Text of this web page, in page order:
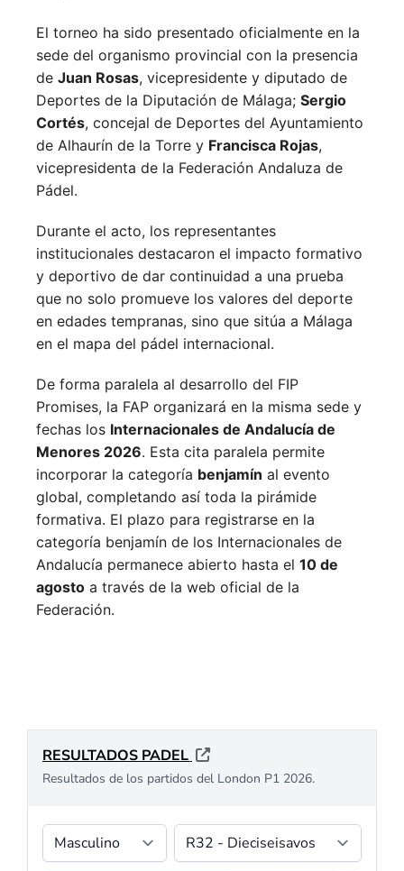
El torneo ha sido presentado oficialmente en la
sede del organismo provincial con la presencia
de Juan Rosas, vicepresidente y diputado de
Deportes de la Diputación de Málaga; Sergio
Cortés, concejal de Deportes del Ayuntamiento
de Alhaurín de la Torre y Francisca Rojas,
vicepresidenta de la Federación Andaluza de
Pádel.
Durante el acto, los representantes
institucionales destacaron el impacto formativo
y deportivo de dar continuidad a una prueba
que no solo promueve los valores del deporte
en edades tempranas, sino que sitúa a Málaga
en el mapa del pádel internacional.
De forma paralela al desarrollo del FIP
Promises, la FAP organizará en la misma sede y
fechas los Internacionales de Andalucía de
Menores 2026. Esta cita paralela permite
incorporar la categoría benjamín al evento
global, completando así toda la pirámide
formativa. El plazo para registrarse en la
categoría benjamín de los Internacionales de
Andalucía permanece abierto hasta el 10 de
agosto a través de la web oficial de la
Federación.